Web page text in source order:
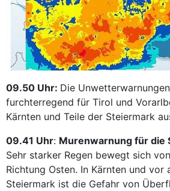
09.50 Uhr: Die
furchterregend für Tirol und
Kärnten und Teile der Steiermark
09.41 Uhr: Murenwarnung für die
Sehr starker Regen bewegt sich
Richtung Osten. In Kärnten und vor
Steiermark ist die Gefahr von